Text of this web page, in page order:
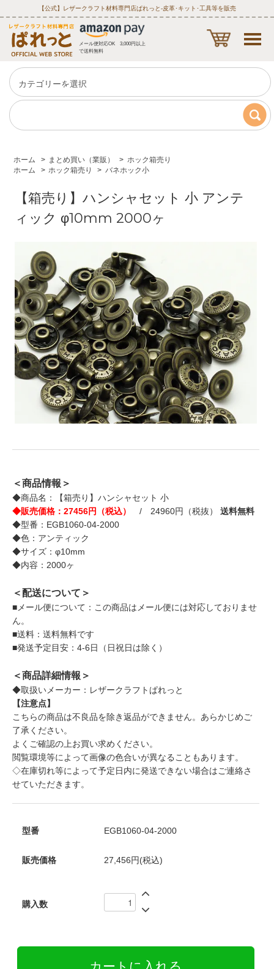
【公式】レザークラフト材料専門店ぱれっと‐皮革･キット･工具等を販売
メール便対応OK 3,000円以上
で送料無料
ホーム > まとめ買い（業販） > ホック箱売り
ホーム
> ホック箱売り > バネホック小
【箱売り】ハンシャセット 小 アンテ
ィック φ10mm 2000ヶ
＜商品情報＞
◆商品名：【箱売り】ハンシャセット 小
◆販売価格：27456円（税込）
/ 24960円（税抜） 送料無料
◆型番：EGB1060-04-2000
◆色：アンティック
◆サイズ：φ10mm
◆内容：2000ヶ
＜配送について＞
■メール便について：この商品はメール便には対応しておりませ
ん。
■送料：送料無料です
■発送予定目安：4-6日（日祝日は除く）
＜商品詳細情報＞
◆取扱いメーカー：レザークラフトぱれっと
【注意点】
こちらの商品は不良品を除き返品ができません。あらかじめご
了承ください。
よくご確認の上お買い求めください。
閲覧環境等によって画像の色合いが異なることもあります。
◇在庫切れ等によって予定日内に発送できない場合はご連絡さ
せていただきます。
型番 EGB1060-04-2000
販売価格 27,456円(税込)
購入数